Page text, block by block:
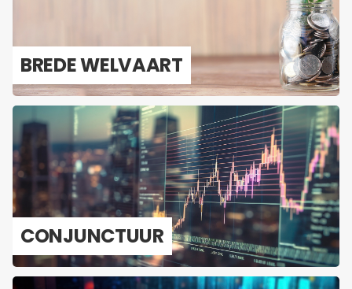
BREDE WEL­VAART
CON­JUNC­TUUR